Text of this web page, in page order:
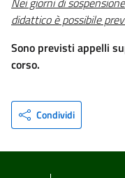
didattico è possibile
Sono previsti appelli
corso.
Condividi